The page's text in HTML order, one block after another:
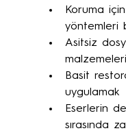
Koruma
yöntemleri
Asitsiz
Basit
uygulamak
Eserlerin
sırasında